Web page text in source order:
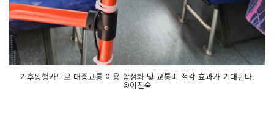
기후동행카드로 대중교통 이용 활성화 및 교통비 절감 효과가 기대된다.
©이진숙